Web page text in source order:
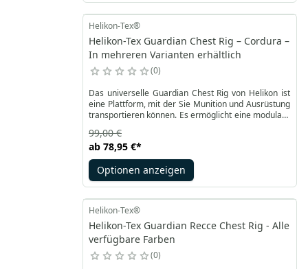
Helikon-Tex®
Helikon-Tex Guardian Chest Rig – Cordura –
In mehreren Varianten erhältlich
0
Das universelle Guardian Chest Rig von Helikon ist
eine Plattform, mit der Sie Munition und Ausrüstung
transportieren können. Es ermöglicht eine modulare
PALS auf der Bodenplatte und der Oberseite der
Tasche. Die Plattform ermöglicht die gleichzeitige
Verwendung eines Gürtels und eines Rucksacks.
Abnehmbare, verstellbare Schultergurte stellen ein
komfortables X-Tragesystem dar.
ab 78,95 €*
99,00 €
Optionen anzeigen
Helikon-Tex®
Helikon-Tex Guardian Recce Chest Rig - Alle
verfügbare Farben
0